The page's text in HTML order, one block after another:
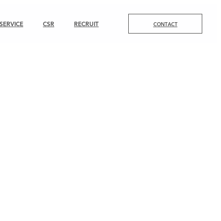
SERVICE CSR RECRUIT CONTACT